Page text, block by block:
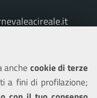
anche cookie di terze
a fini di profilazione;